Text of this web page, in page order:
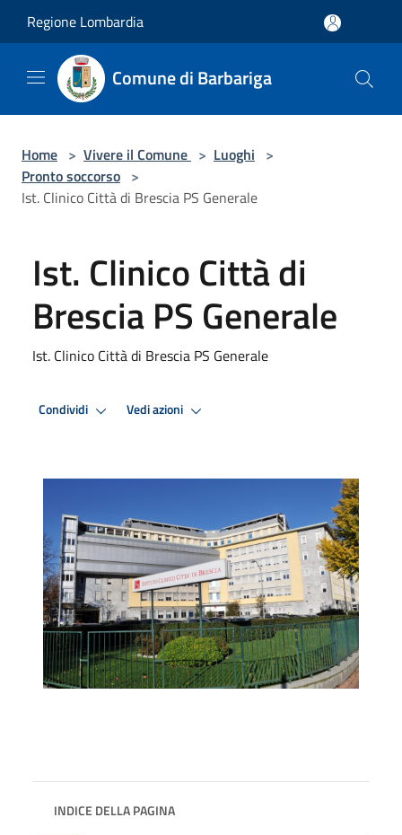
Regione Lombardia
Comune di Barbariga
Home > Vivere il Comune > Luoghi >
Pronto soccorso >
Ist. Clinico Città di Brescia PS Generale
Ist. Clinico Città di
Brescia PS Generale
Ist. Clinico Città di Brescia PS Generale
Condividi Vedi azioni
INDICE DELLA PAGINA